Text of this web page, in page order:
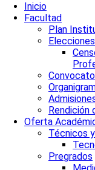
Inicio
Facultad
Plan
Rendición
Oferta
Técnicos
Pregrados